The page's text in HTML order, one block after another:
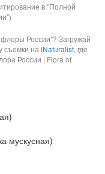
в "Полной
России"? Загружай
съемки на iNaturalist, где
России | Flora of
мускусная)